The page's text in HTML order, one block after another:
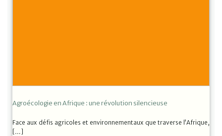
Agroécologie en Afrique : une révolution silencieuse
Face aux défis agricoles et environnementaux que traverse l’Afrique,
[…]